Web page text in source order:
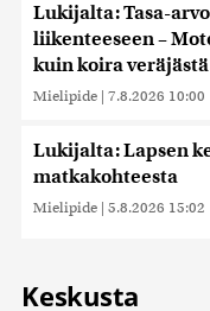
Lukijalta: Tasa-
liikenteeseen –
kuin koira veräjästä
Mielipide | 7.8.2026 10:00
Lukijalta: Lapsen
matkakohteesta
Mielipide | 5.8.2026 15:02
Keskusta